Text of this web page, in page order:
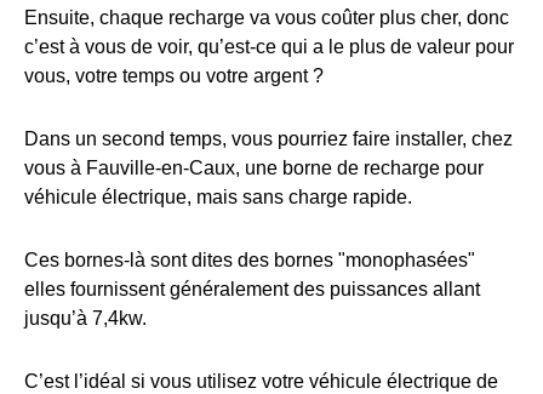
Ensuite, chaque recharge va vous coûter plus cher, donc
c’est à vous de voir, qu’est-ce qui a le plus de valeur pour
vous, votre temps ou votre argent ?
Dans un second temps, vous pourriez faire installer, chez
vous à Fauville-en-Caux, une borne de recharge pour
véhicule électrique, mais sans charge rapide.
Ces bornes-là sont dites des bornes "monophasées"
elles fournissent généralement des puissances allant
jusqu’à 7,4kw.
C’est l’idéal si vous utilisez votre véhicule électrique de